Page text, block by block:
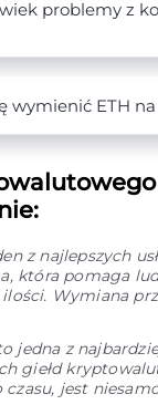
problemy z
wymienić ETH na
z najlepszych
która pomaga
Wymiana
jedna z
giełd
czasu, jest